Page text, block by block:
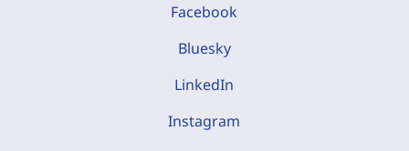
Facebook
Bluesky
LinkedIn
Instagram